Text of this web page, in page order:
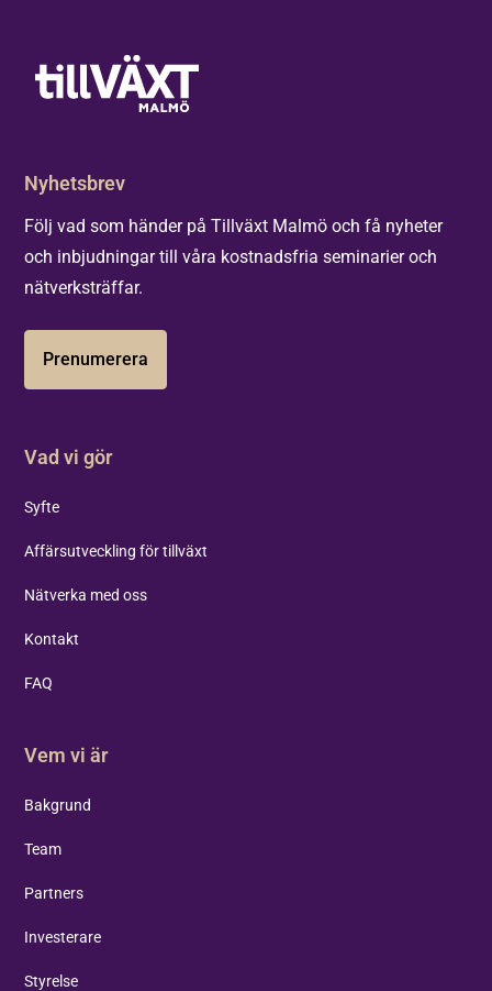
Nyhetsbrev
Följ vad som händer på Tillväxt Malmö och få nyheter
och inbjudningar till våra kostnadsfria seminarier och
nätverksträffar.
Prenumerera
Vad vi gör
Syfte
Affärsutveckling för tillväxt
Nätverka med oss
Kontakt
FAQ
Vem vi är
Bakgrund
Team
Partners
Investerare
Styrelse